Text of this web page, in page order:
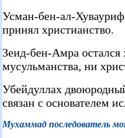
Усман-бен-ал-
принял христианство.
Зеид-бен-Амра
мусульманства, ни
Убейдуллах
связан с основателем
Мухаммад последователь